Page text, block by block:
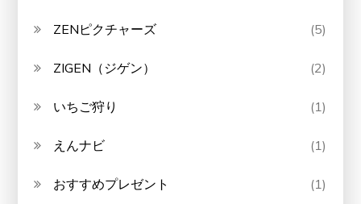
ZENピクチャーズ (5)
ZIGEN（ジゲン） (2)
いちご狩り (1)
えんナビ (1)
おすすめプレゼント (1)